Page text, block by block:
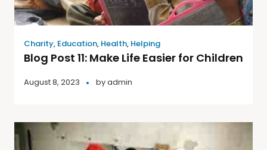
Charity, Education, Health, Helping
Blog Post 11: Make Life Easier for Children
August 8, 2023 byadmin